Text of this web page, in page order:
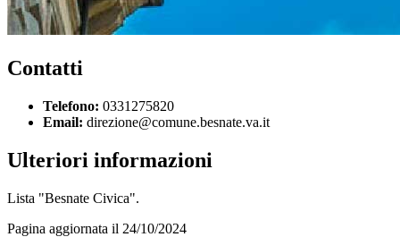
Contatti
Telefono: 0331275820
Email: direzione@comune.besnate.va.it
Ulteriori informazioni
Lista "Besnate Civica".
Pagina aggiornata il 24/10/2024